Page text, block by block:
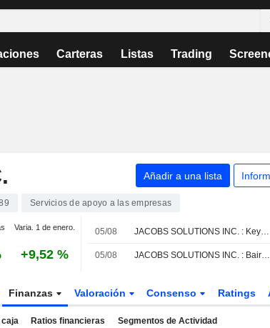
Carteras Listas Trading
Añadir a una lista
Servicios de apoyo a las empresas
Varia. 1 de enero.
+9,52 %
05/08 JACOBS SOLUTIONS INC. : KeyBanc Capital Markets mantiene su recomendación de compra
05/08 JACOBS SOLUTIONS INC. : Baird da una recomendación de compra
Finanzas Valoración Consenso Ratings
caja Ratios financieras Segmentos de Actividad